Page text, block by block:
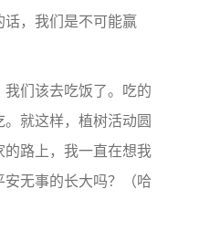
，我们是不可能赢
们该去吃饭了。吃的
就这样，植树活动圆
的路上，我一直在想我
安无事的长大吗？（哈